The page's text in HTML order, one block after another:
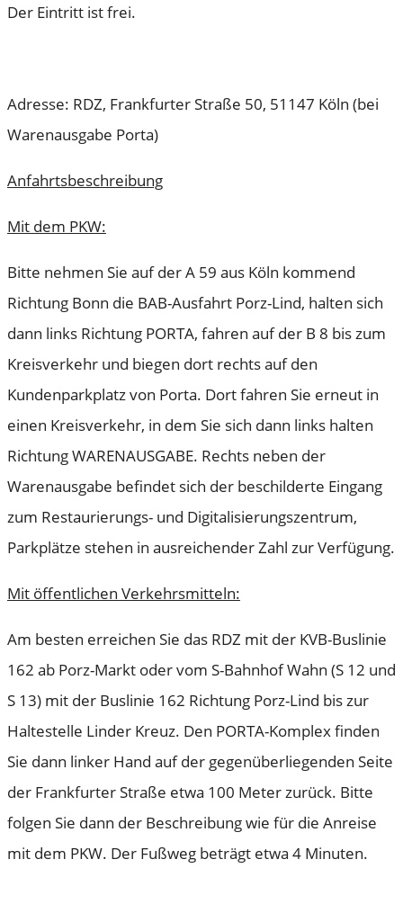
Der Eintritt ist frei.
Adresse: RDZ, Frankfurter Straße 50, 51147 Köln (bei
Warenausgabe Porta)
Anfahrtsbeschreibung
Mit dem PKW:
Bitte nehmen Sie auf der A 59 aus Köln kommend
Richtung Bonn die BAB-Ausfahrt Porz-Lind, halten sich
dann links Richtung PORTA, fahren auf der B 8 bis zum
Kreisverkehr und biegen dort rechts auf den
Kundenparkplatz von Porta. Dort fahren Sie erneut in
einen Kreisverkehr, in dem Sie sich dann links halten
Richtung WARENAUSGABE. Rechts neben der
Warenausgabe befindet sich der beschilderte Eingang
zum Restaurierungs- und Digitalisierungszentrum,
Parkplätze stehen in ausreichender Zahl zur Verfügung.
Mit öffentlichen Verkehrsmitteln:
Am besten erreichen Sie das RDZ mit der KVB-Buslinie
162 ab Porz-Markt oder vom S-Bahnhof Wahn (S 12 und
S 13) mit der Buslinie 162 Richtung Porz-Lind bis zur
Haltestelle Linder Kreuz. Den PORTA-Komplex finden
Sie dann linker Hand auf der gegenüberliegenden Seite
der Frankfurter Straße etwa 100 Meter zurück. Bitte
folgen Sie dann der Beschreibung wie für die Anreise
mit dem PKW. Der Fußweg beträgt etwa 4 Minuten.